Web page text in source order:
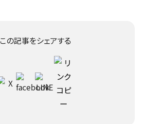
この記事をシェアする